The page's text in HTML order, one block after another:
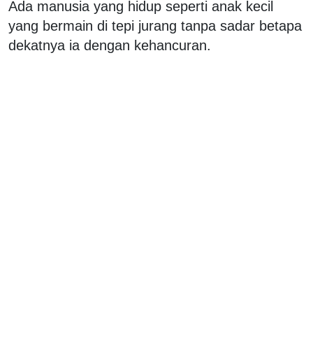
Ada manusia yang hidup seperti anak kecil
yang bermain di tepi jurang tanpa sadar betapa
dekatnya ia dengan kehancuran.